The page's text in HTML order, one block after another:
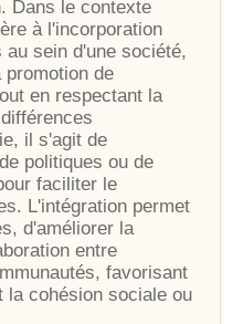
Dans le contexte
à l'incorporation
sein d'une société,
de
en respectant la
il s'agit de
politiques ou de
faciliter le
L'intégration permet
d'améliorer la
entre
favorisant
la cohésion sociale ou